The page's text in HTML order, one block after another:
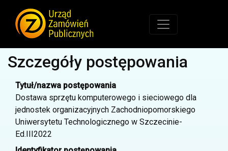
Szczegóły postępowania
Tytuł/nazwa postępowania
Dostawa sprzętu komputerowego i sieciowego dla
jednostek organizacyjnych Zachodniopomorskiego
Uniwersytetu Technologicznego w Szczecinie-
Ed.III2022